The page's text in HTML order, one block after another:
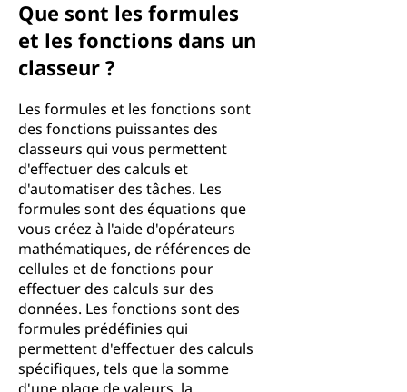
Que sont les formules
et les fonctions dans un
classeur ?
Les formules et les fonctions sont
des fonctions puissantes des
classeurs qui vous permettent
d'effectuer des calculs et
d'automatiser des tâches. Les
formules sont des équations que
vous créez à l'aide d'opérateurs
mathématiques, de références de
cellules et de fonctions pour
effectuer des calculs sur des
données. Les fonctions sont des
formules prédéfinies qui
permettent d'effectuer des calculs
spécifiques, tels que la somme